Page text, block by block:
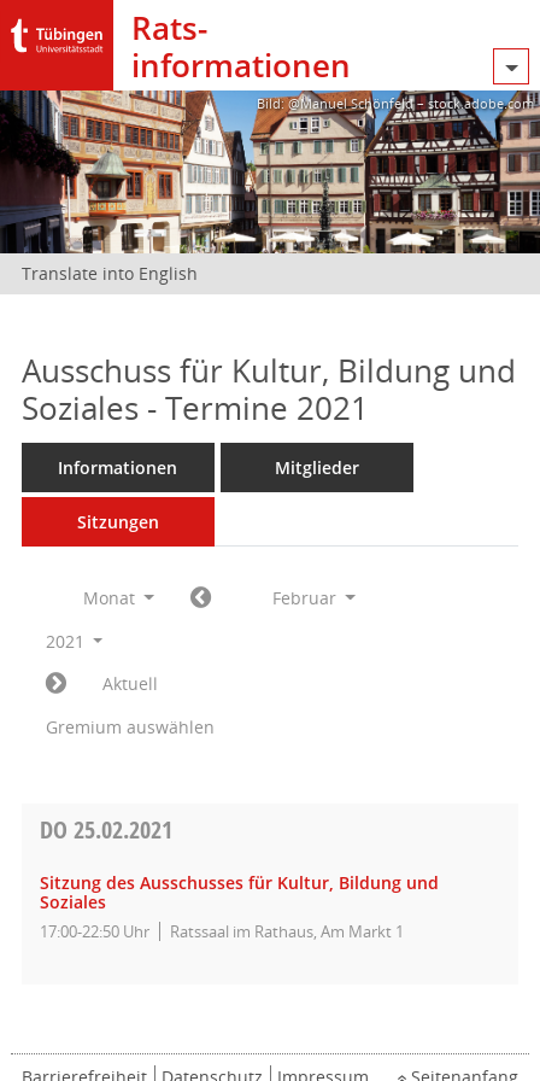
Rats­
informationen
Bild: @Manuel Schönfeld – stock.adobe.com
Translate into English
Ausschuss für Kultur, Bildung und
Soziales - Termine 2021
Informationen Mitglieder
Sitzungen
Monat
Februar
2021
Aktuell
Gremium auswählen
DO 25.02.2021
Sitzung des Ausschusses für Kultur, Bildung und
Soziales
17:00-22:50 Uhr Ratssaal im Rathaus, Am Markt 1